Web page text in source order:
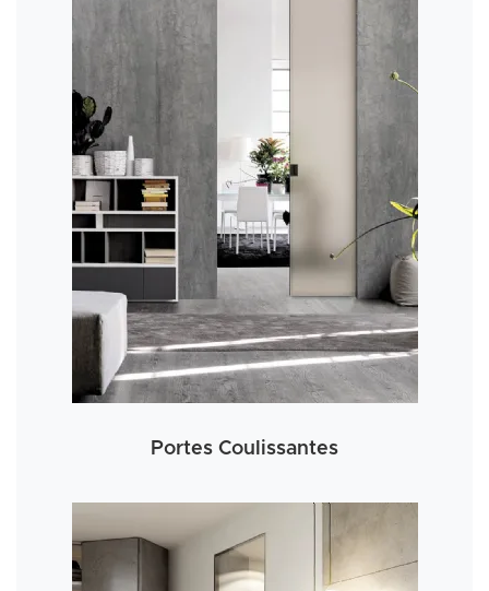
Portes Coulissantes